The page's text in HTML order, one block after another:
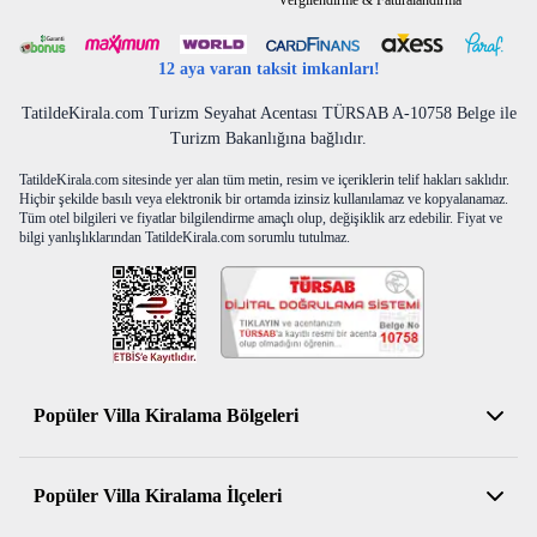
Klima
Komodin
Elbise Dolabı
Makyaj Masası
Klima
Banyo/WC
4. Yatak Odası
1 Çift Kişilik Yatak
Klima
Banyo/WC
Özel Havuz
12 aya varan taksit imkanları!
TatildeKirala.com Turizm Seyahat Acentası TÜRSAB A-10758 Belge ile
Turizm Bakanlığına bağlıdır.
TatildeKirala.com sitesinde yer alan tüm metin, resim ve içeriklerin telif hakları saklıdır.
Hiçbir şekilde basılı veya elektronik bir ortamda izinsiz kullanılamaz ve kopyalanamaz.
Tüm otel bilgileri ve fiyatlar bilgilendirme amaçlı olup, değişiklik arz edebilir. Fiyat ve
bilgi yanlışlıklarından TatildeKirala.com sorumlu tutulmaz.
Popüler Villa Kiralama Bölgeleri
Antalya Kiralık Villa
Muğla Kiralık Villa
Popüler Villa Kiralama İlçeleri